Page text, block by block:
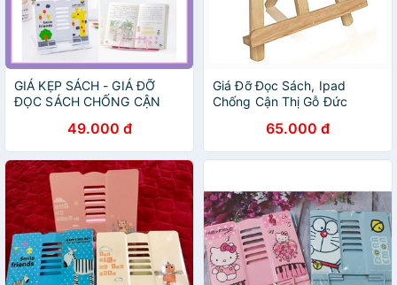
GIÁ KẸP SÁCH - GIÁ ĐỠ
ĐỌC SÁCH CHỐNG CẬN
49.000 đ
Giá Đỡ Đọc Sách, Ipad
Chống Cận Thị Gỗ Đức
65.000 đ